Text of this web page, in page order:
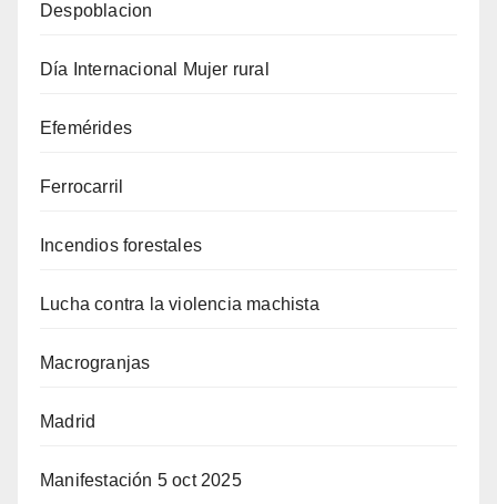
Despoblacion
Día Internacional Mujer rural
Efemérides
Ferrocarril
Incendios forestales
Lucha contra la violencia machista
Macrogranjas
Madrid
Manifestación 5 oct 2025